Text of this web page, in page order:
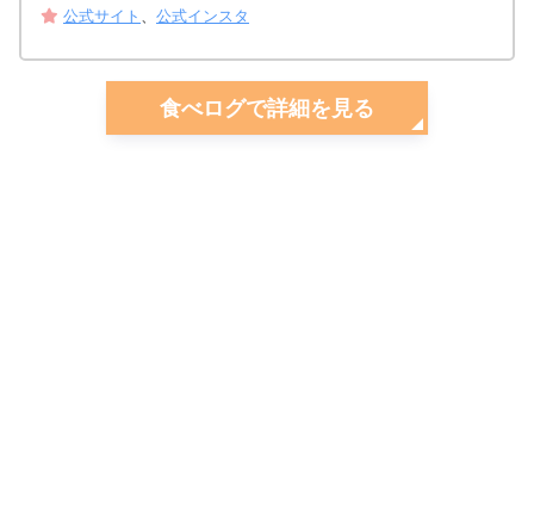
公式サイト 、 公式インスタ
食べログで詳細を見る